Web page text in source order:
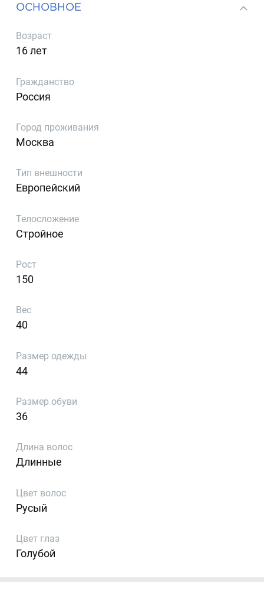
ОСНОВНОЕ
Возраст
16 лет
Гражданство
Россия
Город проживания
Москва
Тип внешности
Европейский
Телосложение
Стройное
Рост
150
Вес
40
Размер одежды
44
Размер обуви
36
Длина волос
Длинные
Цвет волос
Русый
Цвет глаз
Голубой